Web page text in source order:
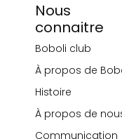
Nous
connaitre
Boboli club
À propos de
Histoire
À propos de
Communication